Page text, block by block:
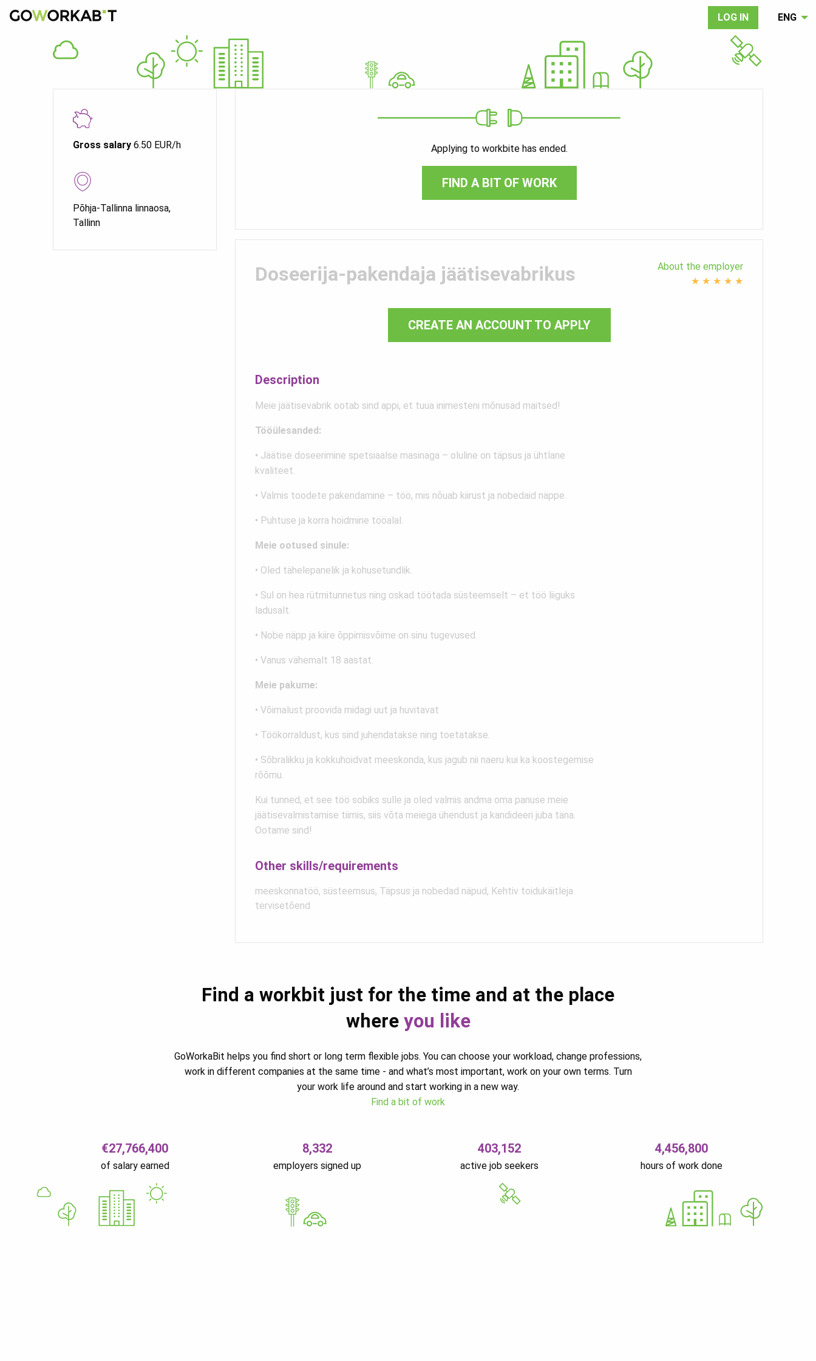
LOG IN ENG
Gross salary 6.50 EUR/h
Põhja-Tallinna linnaosa,
Tallinn
Applying to workbite has ended.
FIND A BIT OF WORK
Doseerija-pakendaja jäätisevabrikus
About the employer
★ ★ ★ ★ ★
CREATE AN ACCOUNT TO APPLY
Description
Meie jäätisevabrik ootab sind appi, et tuua inimesteni mõnusad maitsed!
Tööülesanded:
• Jäätise doseerimine spetsiaalse masinaga – oluline on täpsus ja ühtlane
kvaliteet.
• Valmis toodete pakendamine – töö, mis nõuab kiirust ja nobedaid näppe.
• Puhtuse ja korra hoidmine tööalal.
Meie ootused sinule:
• Oled tähelepanelik ja kohusetundlik.
• Sul on hea rütmitunnetus ning oskad töötada süsteemselt – et töö liiguks
ladusalt.
• Nobe näpp ja kiire õppimisvõime on sinu tugevused.
• Vanus vähemalt 18 aastat.
Meie pakume:
• Võimalust proovida midagi uut ja huvitavat
• Töökorraldust, kus sind juhendatakse ning toetatakse.
• Sõbralikku ja kokkuhoidvat meeskonda, kus jagub nii naeru kui ka koostegemise
rõõmu.
Kui tunned, et see töö sobiks sulle ja oled valmis andma oma panuse meie
jäätisevalmistamise tiimis, siis võta meiega ühendust ja kandideeri juba täna.
Ootame sind!
Other skills/requirements
meeskonnatöö, süsteemsus, Täpsus ja nobedad näpud, Kehtiv toidukäitleja
tervisetõend
Find a workbit just for the time and at the place
where you like
GoWorkaBit helps you find short or long term flexible jobs. You can choose your workload, change professions,
work in different companies at the same time - and what’s most important, work on your own terms. Turn
your work life around and start working in a new way.
Find a bit of work
€27,766,400
of salary earned
8,332
employers signed up
403,152
active job seekers
4,456,800
hours of work done